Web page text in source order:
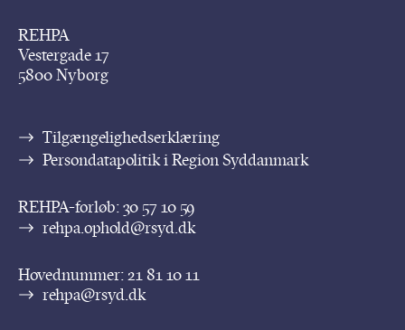
REHPA
Vestergade 17
5800 Nyborg
Tilgængelighedserklæring
Persondatapolitik i Region Syddanmark
REHPA-forløb:30 57 10 59
rehpa.ophold@rsyd.dk
Hovednummer:21 81 10 11
rehpa@rsyd.dk